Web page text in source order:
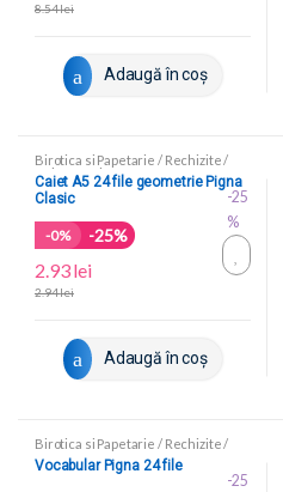
8.54lei
Adaugă în coș
Birotica si Papetarie / Rechizite/
Caiete scolare
Caiet A5 24 file geometrie Pigna
Clasic
-0% -25%
2.93lei
2.94lei
Adaugă în coș
-25
%
Birotica si Papetarie / Rechizite/
Caiete scolare
Vocabular Pigna 24 file
-25